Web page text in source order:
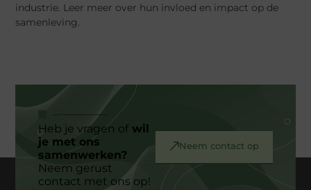
industrie. Leer meer over hun invloed en impact op de
samenleving.
Heb je vragen ofwil
je met ons
samenwerken?
Neem gerust
contact met ons op!
Neem contact op